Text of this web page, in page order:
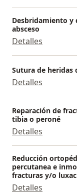
Desbridamiento y
absceso
Detalles
Sutura de heridas
Detalles
Reparación de
tibia o peroné
Detalles
Reducción
percutanea e
fracturas y/o
Detalles